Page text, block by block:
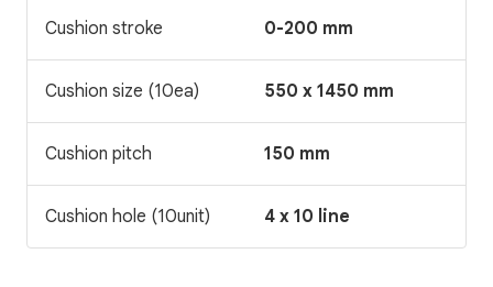
Cushion stroke 0-200 mm
Cushion size (10ea) 550 x 1450 mm
Cushion pitch 150 mm
Cushion hole (10unit) 4 x 10 line